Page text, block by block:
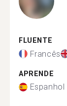
FLUENTE
Francês
APRENDE
Espanhol